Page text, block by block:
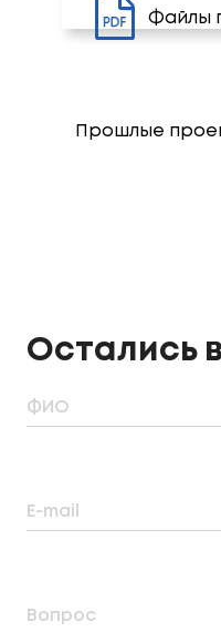
Файлы
Прошлые
Остались
ФИО
E-mail
Вопрос